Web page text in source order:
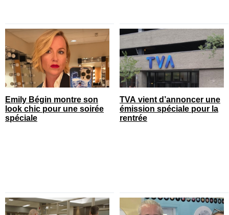
Emily Bégin montre son
look chic pour une soirée
spéciale
TVA vient d’annoncer une
émission spéciale pour la
rentrée